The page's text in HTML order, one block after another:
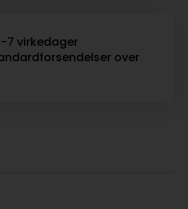
7 virkedager
over